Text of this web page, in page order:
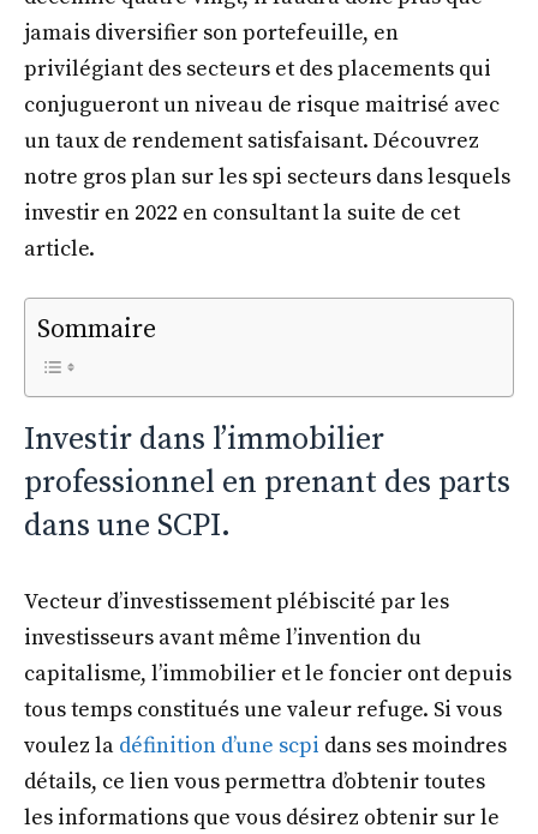
jamais diversifier son portefeuille, en
privilégiant des secteurs et des placements qui
conjugueront un niveau de risque maitrisé avec
un taux de rendement satisfaisant. Découvrez
notre gros plan sur les spi secteurs dans lesquels
investir en 2022 en consultant la suite de cet
article.
Sommaire
Investir dans l’immobilier
professionnel en prenant des parts
dans une SCPI.
Vecteur d’investissement plébiscité par les
investisseurs avant même l’invention du
capitalisme, l’immobilier et le foncier ont depuis
tous temps constitués une valeur refuge. Si vous
voulez la définition d’une scpi dans ses moindres
détails, ce lien vous permettra d’obtenir toutes
les informations que vous désirez obtenir sur le